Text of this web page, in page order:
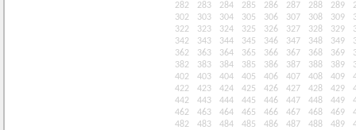
282
283 284 285 286 287 288 289
302
303 304 305 306 307 308 309
322
323 324 325 326 327 328 329
342
343 344 345 346 347 348 349
362
363 364 365 366 367 368 369
382
383 384 385 386 387 388 389
402
403 404 405 406 407 408 409
422
423 424 425 426 427 428 429
442
443 444 445 446 447 448 449
462
463 464 465 466 467 468 469
482
483 484 485 486 487 488 489